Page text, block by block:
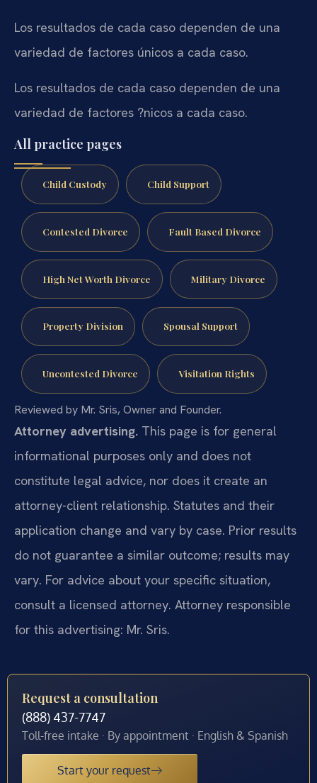
Los resultados de cada caso dependen de una
variedad de factores únicos a cada caso.
Los resultados de cada caso dependen de una
variedad de factores ?nicos a cada caso.
All practice pages
Child Custody Child Support
Contested Divorce Fault Based Divorce
High Net Worth Divorce Military Divorce
Property Division Spousal Support
Uncontested Divorce Visitation Rights
Reviewed by Mr. Sris, Owner and Founder.
Attorney advertising. This page is for general
informational purposes only and does not
constitute legal advice, nor does it create an
attorney-client relationship. Statutes and their
application change and vary by case. Prior results
do not guarantee a similar outcome; results may
vary. For advice about your specific situation,
consult a licensed attorney. Attorney responsible
for this advertising: Mr. Sris.
Request a consultation
(888) 437-7747
Toll-free intake · By appointment · English & Spanish
Start your request